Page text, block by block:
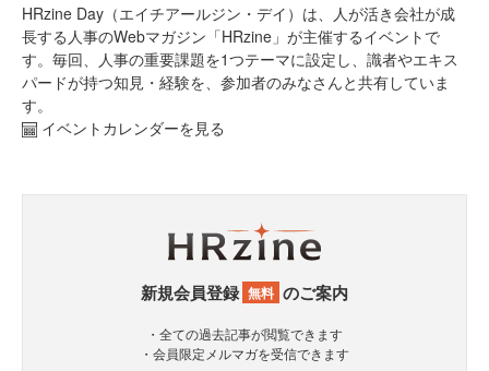
HRzine Day（エイチアールジン・デイ）は、人が活き会社が成
長する人事のWebマガジン「HRzine」が主催するイベントで
す。毎回、人事の重要課題を1つテーマに設定し、識者やエキス
パードが持つ知見・経験を、参加者のみなさんと共有していま
す。
イベントカレンダーを見る
新規会員登録 無料 のご案内
・全ての過去記事が閲覧できます
・会員限定メルマガを受信できます